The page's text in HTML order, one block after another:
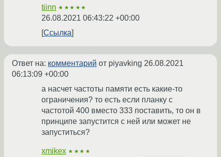
tiinn ★★★★★
26.08.2021 06:43:22 +00:00
Ссылка
Ответ на: комментарий от piyavking 26.08.2021
06:13:09 +00:00
а насчет частоты памяти есть какие-то
ограничения? то есть если планку с
частотой 400 вместо 333 поставить, то он в
принципе запустится с ней или может не
запуститься?
xmikex ★★★★